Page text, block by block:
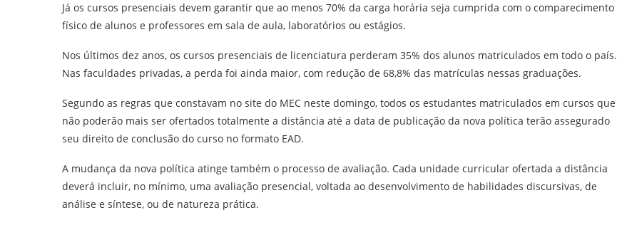
Já os cursos presenciais devem garantir que ao menos 70% da carga horária seja cumprida com o comparecimento
físico de alunos e professores em sala de aula, laboratórios ou estágios.
Nos últimos dez anos, os cursos presenciais de licenciatura perderam 35% dos alunos matriculados em todo o país.
Nas faculdades privadas, a perda foi ainda maior, com redução de 68,8% das matrículas nessas graduações.
Segundo as regras que constavam no site do MEC neste domingo, todos os estudantes matriculados em cursos que
não poderão mais ser ofertados totalmente a distância até a data de publicação da nova política terão assegurado
seu direito de conclusão do curso no formato EAD.
A mudança da nova política atinge também o processo de avaliação. Cada unidade curricular ofertada a distância
deverá incluir, no mínimo, uma avaliação presencial, voltada ao desenvolvimento de habilidades discursivas, de
análise e síntese, ou de natureza prática.